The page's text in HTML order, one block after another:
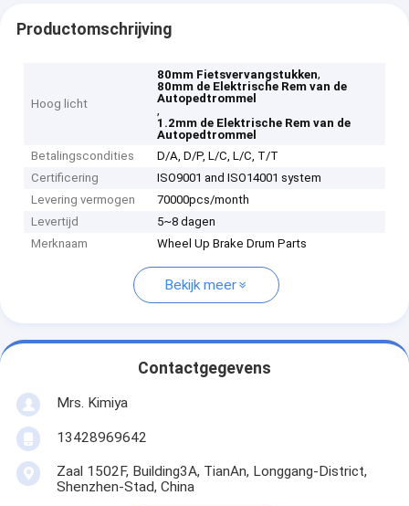
Productomschrijving
Hoog licht
80mm Fietsvervangstukken,
80mm de Elektrische Rem van de
Autopedtrommel
,
1.2mm de Elektrische Rem van de
Autopedtrommel
Betalingscondities
D/A, D/P, L/C, L/C, T/T
Certificering
ISO9001 and ISO14001 system
Levering vermogen
70000pcs/month
Levertijd
5~8 dagen
Merknaam
Wheel Up Brake Drum Parts
Bekijk meer
Contactgegevens
Mrs. Kimiya
13428969642
Zaal 1502F, Building3A, TianAn, Longgang-District,
Shenzhen-Stad, China